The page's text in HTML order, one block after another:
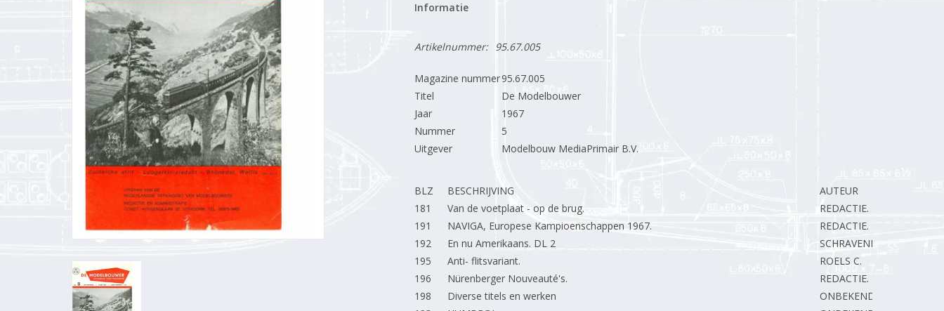
Informatie
Artikelnummer: 95.67.005
Magazine nummer95.67.005
Titel
De Modelbouwer
Jaar
1967
Nummer
5
Uitgever
Modelbouw MediaPrimair B.V.
BLZ BESCHRIJVING
AUTEUR
181
Van de voetplaat - op de brug.
REDACTIE.
191
NAVIGA, Europese Kampioenschappen 1967.
REDACTIE.
192
En nu Amerikaans. DL 2
SCHRAVENDEEL P.
195
Anti- flitsvariant.
ROELS C.
196
Nürenberger Nouveauté's.
REDACTIE.
198
Diverse titels en werken
ONBEKEND